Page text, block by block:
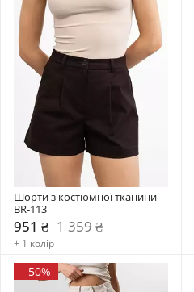
Шорти з костюмної тканини
BR-113
951 ₴ 1 359 ₴
+ 1 колір
- 50%